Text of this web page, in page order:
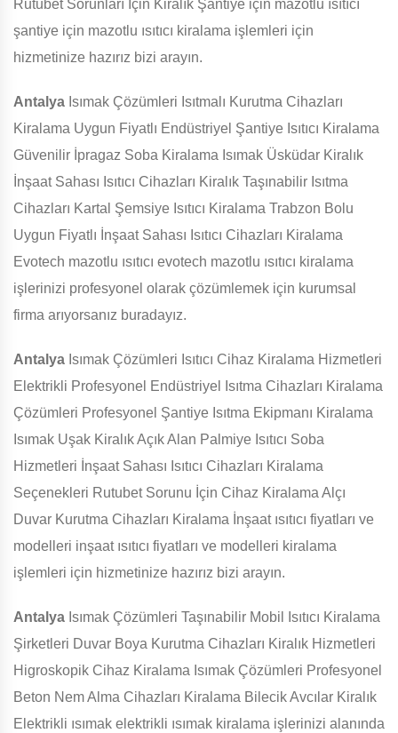
Rutubet Sorunları İçin Kiralık Şantiye için mazotlu ısıtıcı
şantiye için mazotlu ısıtıcı kiralama işlemleri için
hizmetinize hazırız bizi arayın.
Antalya Isımak Çözümleri Isıtmalı Kurutma Cihazları
Kiralama Uygun Fiyatlı Endüstriyel Şantiye Isıtıcı Kiralama
Güvenilir İpragaz Soba Kiralama Isımak Üsküdar Kiralık
İnşaat Sahası Isıtıcı Cihazları Kiralık Taşınabilir Isıtma
Cihazları Kartal Şemsiye Isıtıcı Kiralama Trabzon Bolu
Uygun Fiyatlı İnşaat Sahası Isıtıcı Cihazları Kiralama
Evotech mazotlu ısıtıcı evotech mazotlu ısıtıcı kiralama
işlerinizi profesyonel olarak çözümlemek için kurumsal
firma arıyorsanız buradayız.
Antalya Isımak Çözümleri Isıtıcı Cihaz Kiralama Hizmetleri
Elektrikli Profesyonel Endüstriyel Isıtma Cihazları Kiralama
Çözümleri Profesyonel Şantiye Isıtma Ekipmanı Kiralama
Isımak Uşak Kiralık Açık Alan Palmiye Isıtıcı Soba
Hizmetleri İnşaat Sahası Isıtıcı Cihazları Kiralama
Seçenekleri Rutubet Sorunu İçin Cihaz Kiralama Alçı
Duvar Kurutma Cihazları Kiralama İnşaat ısıtıcı fiyatları ve
modelleri inşaat ısıtıcı fiyatları ve modelleri kiralama
işlemleri için hizmetinize hazırız bizi arayın.
Antalya Isımak Çözümleri Taşınabilir Mobil Isıtıcı Kiralama
Şirketleri Duvar Boya Kurutma Cihazları Kiralık Hizmetleri
Higroskopik Cihaz Kiralama Isımak Çözümleri Profesyonel
Beton Nem Alma Cihazları Kiralama Bilecik Avcılar Kiralık
Elektrikli ısımak elektrikli ısımak kiralama işlerinizi alanında